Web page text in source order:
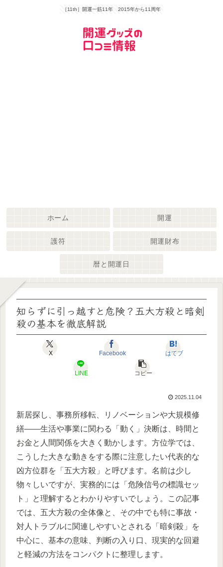
［11th］開運一筋11年 2015年から11周年
ホーム 開運
護符 開運財布
暦と開運日
知らずに引っ越すと危険？五大方殺と暗剣
殺の基本を徹底解説
X Facebook はてブ
LINE コピー
2025.11.04
新居探し、事務所移転、リノベーションや大規模修
繕――生活や事業に関わる「動く」決断は、時間と
お金と人間関係を大きく動かします。方位学では、
こうした大きな動きをする際に注意したい代表的な
凶方位群を「五大方殺」と呼びます。名前は少し
物々しいですが、実務的には「危険信号の標識セッ
ト」と理解するとわかりやすいでしょう。この記事
では、五大方殺の全体像と、その中でも特に事故・
対人トラブルに関連しやすいとされる「暗剣殺」を
中心に、基本の意味、判断の入り口、現実的な回避
と軽減の方法をコンパクトに整理します。